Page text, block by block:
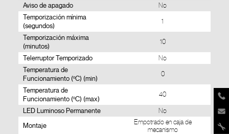
Aviso de apagado No
Temporización mínima
(segundos)
1
Temporización máxima
(minutos)
10
Telerruptor Temporizado No
Temperatura de
Funcionamiento (ºC) (min)
0
Temperatura de
Funcionamiento (ºC) (max)
40
LED Luminoso Permanente No
Montaje
Empotrado en caja de
mecanismo